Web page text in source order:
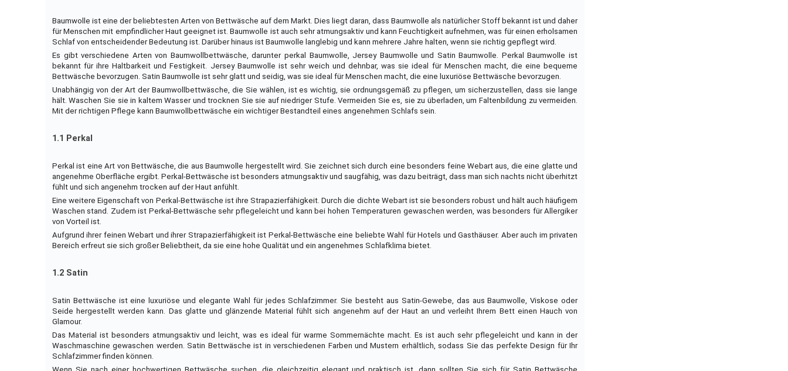
Baumwolle ist eine der beliebtesten Arten von Bettwäsche auf dem Markt. Dies liegt daran, dass Baumwolle als natürlicher Stoff bekannt ist und daher
für Menschen mit empfindlicher Haut geeignet ist. Baumwolle ist auch sehr atmungsaktiv und kann Feuchtigkeit aufnehmen, was für einen erholsamen
Schlaf von entscheidender Bedeutung ist. Darüber hinaus ist Baumwolle langlebig und kann mehrere Jahre halten, wenn sie richtig gepflegt wird.
Es gibt verschiedene Arten von Baumwollbettwäsche, darunter perkal Baumwolle, Jersey Baumwolle und Satin Baumwolle. Perkal Baumwolle ist
bekannt für ihre Haltbarkeit und Festigkeit. Jersey Baumwolle ist sehr weich und dehnbar, was sie ideal für Menschen macht, die eine bequeme
Bettwäsche bevorzugen. Satin Baumwolle ist sehr glatt und seidig, was sie ideal für Menschen macht, die eine luxuriöse Bettwäsche bevorzugen.
Unabhängig von der Art der Baumwollbettwäsche, die Sie wählen, ist es wichtig, sie ordnungsgemäß zu pflegen, um sicherzustellen, dass sie lange
hält. Waschen Sie sie in kaltem Wasser und trocknen Sie sie auf niedriger Stufe. Vermeiden Sie es, sie zu überladen, um Faltenbildung zu vermeiden.
Mit der richtigen Pflege kann Baumwollbettwäsche ein wichtiger Bestandteil eines angenehmen Schlafs sein.
1.1 Perkal
Perkal ist eine Art von Bettwäsche, die aus Baumwolle hergestellt wird. Sie zeichnet sich durch eine besonders feine Webart aus, die eine glatte und
angenehme Oberfläche ergibt. Perkal-Bettwäsche ist besonders atmungsaktiv und saugfähig, was dazu beiträgt, dass man sich nachts nicht überhitzt
fühlt und sich angenehm trocken auf der Haut anfühlt.
Eine weitere Eigenschaft von Perkal-Bettwäsche ist ihre Strapazierfähigkeit. Durch die dichte Webart ist sie besonders robust und hält auch häufigem
Waschen stand. Zudem ist Perkal-Bettwäsche sehr pflegeleicht und kann bei hohen Temperaturen gewaschen werden, was besonders für Allergiker
von Vorteil ist.
Aufgrund ihrer feinen Webart und ihrer Strapazierfähigkeit ist Perkal-Bettwäsche eine beliebte Wahl für Hotels und Gasthäuser. Aber auch im privaten
Bereich erfreut sie sich großer Beliebtheit, da sie eine hohe Qualität und ein angenehmes Schlafklima bietet.
1.2 Satin
Satin Bettwäsche ist eine luxuriöse und elegante Wahl für jedes Schlafzimmer. Sie besteht aus Satin-Gewebe, das aus Baumwolle, Viskose oder
Seide hergestellt werden kann. Das glatte und glänzende Material fühlt sich angenehm auf der Haut an und verleiht Ihrem Bett einen Hauch von
Glamour.
Das Material ist besonders atmungsaktiv und leicht, was es ideal für warme Sommernächte macht. Es ist auch sehr pflegeleicht und kann in der
Waschmaschine gewaschen werden. Satin Bettwäsche ist in verschiedenen Farben und Mustern erhältlich, sodass Sie das perfekte Design für Ihr
Schlafzimmer finden können.